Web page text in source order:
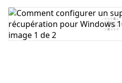
Ajouter un commentaire